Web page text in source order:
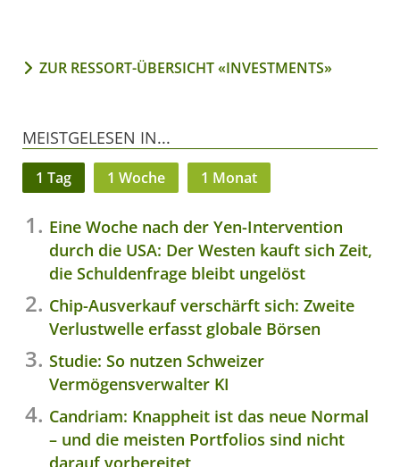
ZUR RESSORT-ÜBERSICHT «INVESTMENTS»
MEISTGELESEN IN...
1 Tag 1 Woche 1 Monat
Eine Woche nach der Yen-Intervention
durch die USA: Der Westen kauft sich Zeit,
die Schuldenfrage bleibt ungelöst
Chip-Ausverkauf verschärft sich: Zweite
Verlustwelle erfasst globale Börsen
Studie: So nutzen Schweizer
Vermögensverwalter KI
Candriam: Knappheit ist das neue Normal
– und die meisten Portfolios sind nicht